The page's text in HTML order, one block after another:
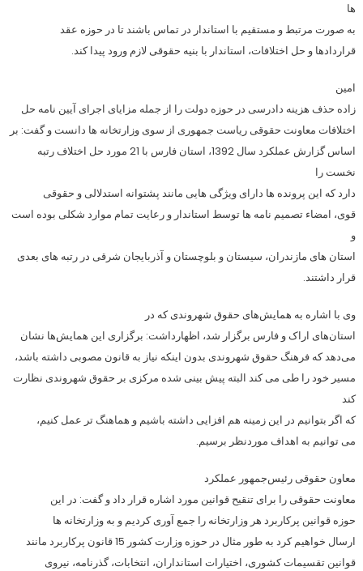
ها
به صورت مرتبط و مستقیم با استاندار در تماس باشند تا در حوزه عقد
قراردادها و حل اختلافات، استاندار با بنیه حقوقی لازم ورود پیدا کند.
امین
زاده حذف هزینه دادرسی در حوزه دولت را از جمله مزایای اجرای آیین نامه حل
اختلافات معاونت حقوقی ریاست جمهوری از سوی وزارتخانه ها دانست و گفت: بر
اساس گزارش عملکرد سال 1392، استان فارس با 21 مورد حل اختلاف رتبه
نخست را
دارد که این پرونده ها دارای ویژگی هایی مانند پشتوانه استدلالی و حقوقی
قوی، امضاء تصمیم نامه ها توسط استاندار و رعایت تمام موارد شکلی بوده است
و
استان های مازندران، سیستان و بلوچستان و آذربایجان شرقی در رتبه های بعدی
قرار داشتند.
وی با اشاره به همایش‌های حقوق شهروندی که در
استان‌های اراک و فارس برگزار شد، اظهارداشت: برگزاری این همایش‌ها نشان
می‌دهد که فرهنگ حقوق شهروندی بدون اینکه نیاز به قانون مصوبی داشته باشد،
مسیر خود را طی می کند البته پیش بینی شده مرکزی بر حقوق شهروندی نظارت
کند
که اگر بتوانیم در این زمینه هم افزایی داشته باشیم و هماهنگ تر عمل کنیم،
می توانیم به اهداف موردنظر برسیم.
معاون حقوقی رئیس‌جمهور عملکرد
معاونت حقوقی را برای تنقیح قوانین مورد اشاره قرار داد و گفت: در این
حوزه قوانین پرکاربرد هر وزارتخانه را جمع آوری کردیم و به وزارتخانه ها
ارسال خواهیم کرد به طور مثال در حوزه وزارت کشور 15 قانون پرکاربرد مانند
قوانین تقسیمات کشوری، اختیارات استانداران، انتخابات، گذرنامه، نیروی